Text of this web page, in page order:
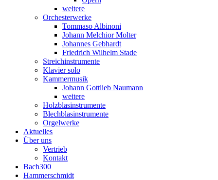
weitere
Orchesterwerke
Tommaso Albinoni
Johann Melchior Molter
Johannes Gebhardt
Friedrich Wilhelm Stade
Streichinstrumente
Klavier solo
Kammermusik
Johann Gottlieb Naumann
weitere
Holzblasinstrumente
Blechblasinstrumente
Orgelwerke
Aktuelles
Über uns
Vertrieb
Kontakt
Bach300
Hammerschmidt